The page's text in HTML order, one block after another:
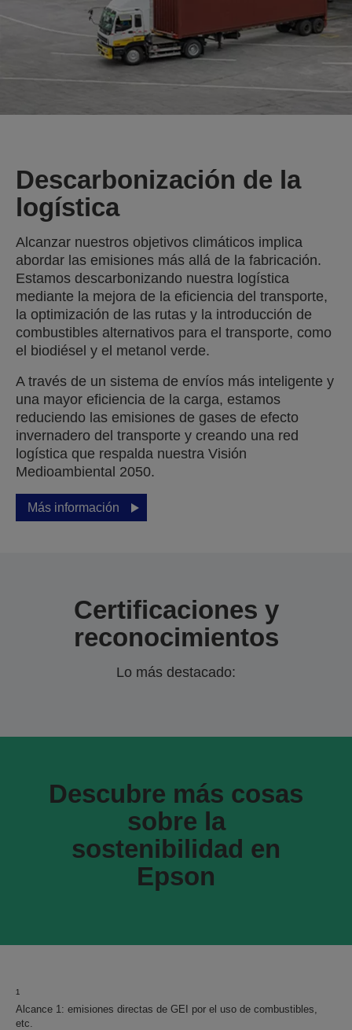
Descarbonización de la
logística
Alcanzar nuestros objetivos climáticos implica
abordar las emisiones más allá de la fabricación.
Estamos descarbonizando nuestra logística
mediante la mejora de la eficiencia del transporte,
la optimización de las rutas y la introducción de
combustibles alternativos para el transporte, como
el biodiésel y el metanol verde.
A través de un sistema de envíos más inteligente y
una mayor eficiencia de la carga, estamos
reduciendo las emisiones de gases de efecto
invernadero del transporte y creando una red
logística que respalda nuestra Visión
Medioambiental 2050.
Más información
Certificaciones y
reconocimientos
Lo más destacado:
Descubre más cosas
sobre la
sostenibilidad en
Epson
¹
Alcance 1: emisiones directas de GEI por el uso de combustibles,
etc.